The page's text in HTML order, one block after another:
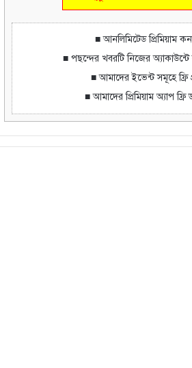
■ আনলিমিটেড প্রিমিয়াম
■ পছন্দের খবরটি নিজের
■ আমাদের ইভেন্ট সমূহে ফ্রি
■ আমাদের প্রিমিয়াম অ্যাপ ফ্রি